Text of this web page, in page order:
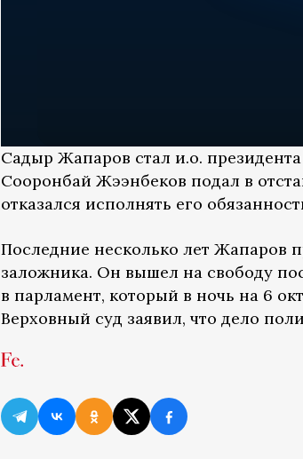
Садыр Жапаров стал и.о.
Сооронбай Жээнбеков подал в
отказался исполнять его
Последние несколько лет Жапаров
заложника. Он вышел на свободу
в парламент, который в ночь на 6
Верховный суд заявил, что дело